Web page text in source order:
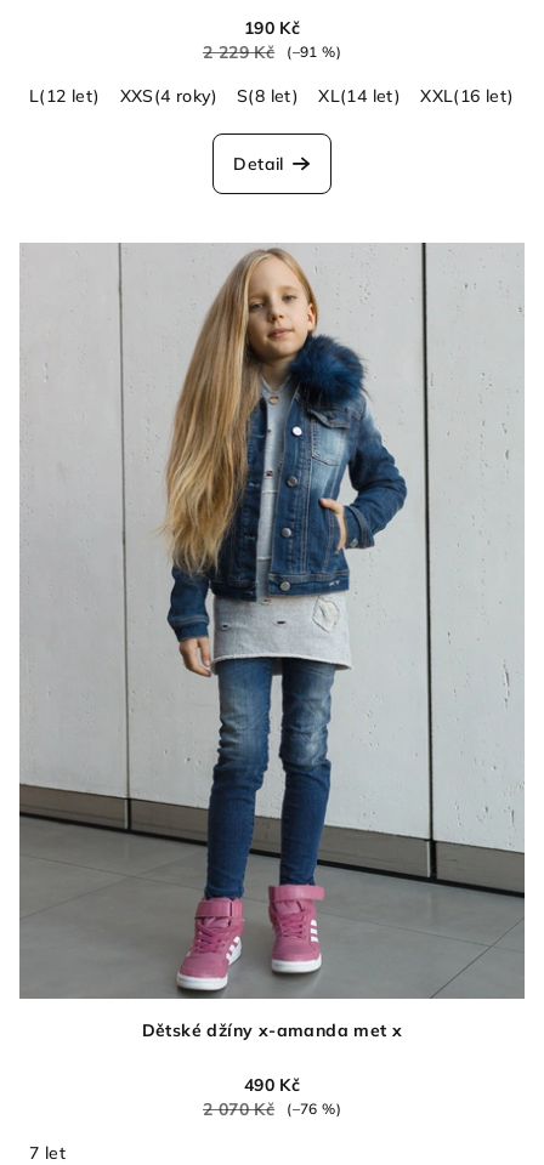
190 Kč
2 229 Kč
(–91 %)
L(12 let) XXS(4 roky) S(8 let) XL(14 let) XXL(16 let)
Detail
Dětské džíny x-amanda met x
490 Kč
2 070 Kč
(–76 %)
7 let